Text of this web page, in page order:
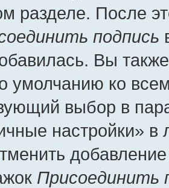
разделе. После
подпись
Вы
умолчанию ко
выбор в
настройки»
Присоединить